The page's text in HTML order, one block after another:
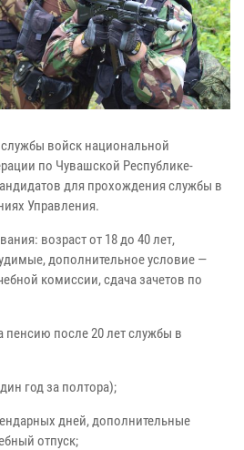
войск национальной
по Чувашской Республике-
для прохождения службы в
Управления.
возраст от 18 до 40 лет,
дополнительное условие —
комиссии, сдача зачетов по
после 20 лет службы в
год за полтора);
дней, дополнительные
отпуск;